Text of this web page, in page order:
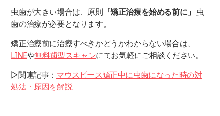
虫歯が大きい場合は、原則 「矯正治療を始める前に」 虫
歯の治療が必要となります。
矯正治療前に治療すべきかどうかわからない場合は、
LINEや無料歯型スキャンにてお気軽にご相談ください。
▷関連記事： マウスピース矯正中に虫歯になった時の対
処法・原因を解説